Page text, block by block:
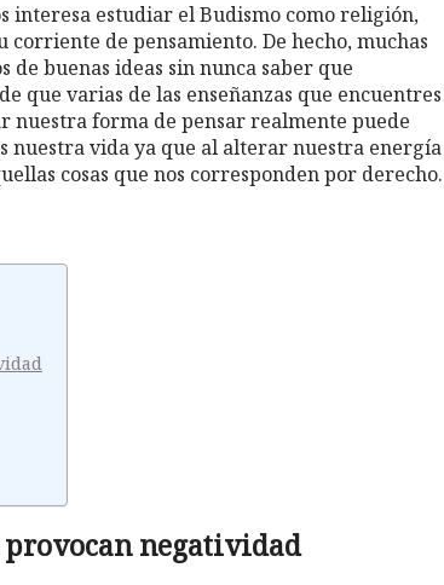
interesa estudiar el Budismo como religión,
corriente de pensamiento. De hecho, muchas
de buenas ideas sin nunca saber que
que varias de las enseñanzas que encuentres
nuestra forma de pensar realmente puede
nuestra vida ya que al alterar nuestra energía
cosas que nos corresponden por derecho.
provocan negatividad